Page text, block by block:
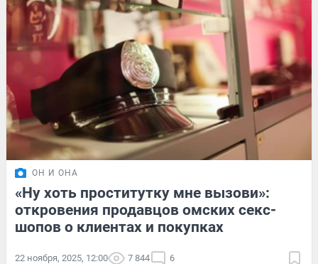
ОН И ОНА
«Ну хоть проститутку мне вызови»:
откровения продавцов омских секс-
шопов о клиентах и покупках
22 ноября, 2025, 12:00 7 844 6